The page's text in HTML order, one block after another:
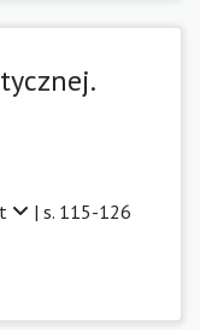
| s. 115-126